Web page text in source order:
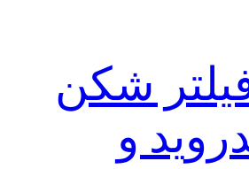
فیلتر شکن
و